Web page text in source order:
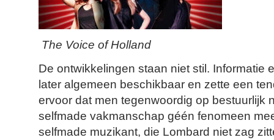
The Voice of Holland
De ontwikkelingen staan niet stil. Informatie
later algemeen beschikbaar en zette een
ervoor dat men tegenwoordig op bestuurlijk
selfmade vakmanschap géén fenomeen
selfmade muzikant, die Lombard niet zag